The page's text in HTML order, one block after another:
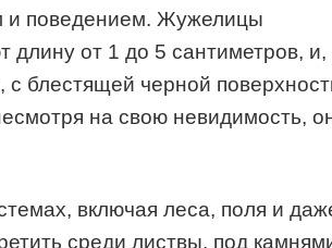
и поведением. Жужелицы
от 1 до 5 сантиметров, и,
с блестящей черной
на свою невидимость,
включая леса, поля и
среди листвы, под